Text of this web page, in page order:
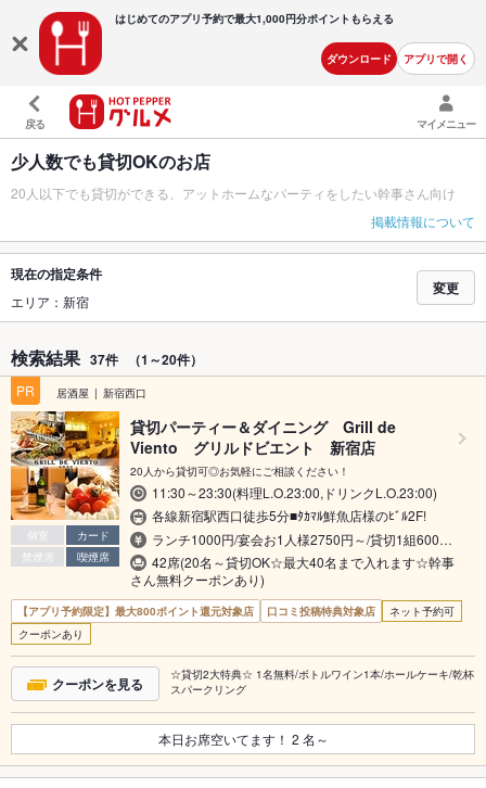
はじめてのアプリ予約で最大1,000円分ポイントもらえる
ダウンロード アプリで開く
戻る マイメニュー
少人数でも貸切OKのお店
20人以下でも貸切ができる、アットホームなパーティをしたい幹事さん向け
掲載情報について
現在の指定条件
エリア：新宿
変更
検索結果 37件 （1～20件）
PR 居酒屋 新宿西口
個室
カード
禁煙席
喫煙席
貸切パーティー＆ダイニング Grill de
Viento グリルドビエント 新宿店
20人から貸切可◎お気軽にご相談ください！
11:30～23:30(料理L.O.23:00,ドリンクL.O.23:00)
各線新宿駅西口徒歩5分■ﾀｶﾏﾙ鮮魚店様のﾋﾞﾙ2F!
ランチ1000円/宴会お1人様2750円～/貸切1組600…
42席(20名～貸切OK☆最大40名まで入れます☆幹事
さん無料クーポンあり)
【アプリ予約限定】最大800ポイント還元対象店 口コミ投稿特典対象店
ネット予約可
クーポンあり
クーポンを見る
☆貸切2大特典☆ 1名無料/ボトルワイン1本/ホールケーキ/乾杯
スパークリング
本日お席空いてます！ 2 名～